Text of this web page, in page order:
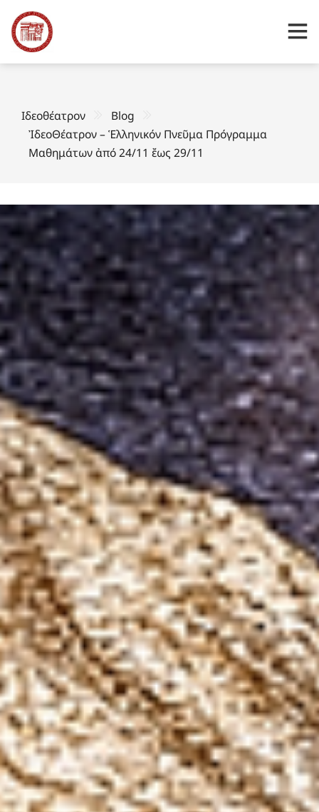
Ιδεοθέατρον
Blog
ἸδεοΘέατρον – Ἑλληνικόν Πνεῦμα Πρόγραμμα
Μαθημάτων ἀπό 24/11 ἔως 29/11